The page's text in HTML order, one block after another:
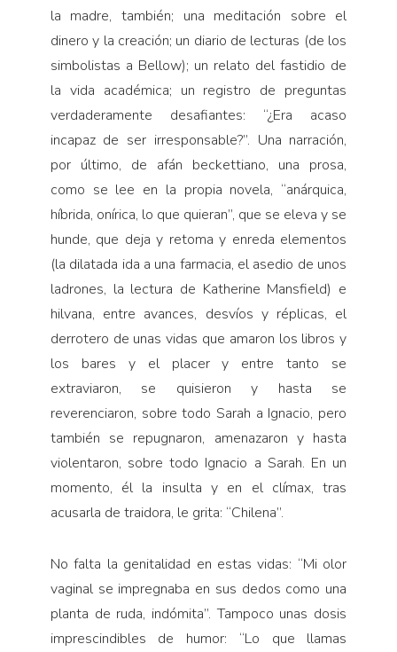
la madre, también; una meditación sobre el
dinero y la creación; un diario de lecturas (de los
simbolistas a Bellow); un relato del fastidio de
la vida académica; un registro de preguntas
verdaderamente desafiantes: “¿Era acaso
incapaz de ser irresponsable?”. Una narración,
por último, de afán beckettiano, una prosa,
como se lee en la propia novela, “anárquica,
híbrida, onírica, lo que quieran”, que se eleva y se
hunde, que deja y retoma y enreda elementos
(la dilatada ida a una farmacia, el asedio de unos
ladrones, la lectura de Katherine Mansfield) e
hilvana, entre avances, desvíos y réplicas, el
derrotero de unas vidas que amaron los libros y
los bares y el placer y entre tanto se
extraviaron, se quisieron y hasta se
reverenciaron, sobre todo Sarah a Ignacio, pero
también se repugnaron, amenazaron y hasta
violentaron, sobre todo Ignacio a Sarah. En un
momento, él la insulta y en el clímax, tras
acusarla de traidora, le grita: “Chilena”.
No falta la genitalidad en estas vidas: “Mi olor
vaginal se impregnaba en sus dedos como una
planta de ruda, indómita”. Tampoco unas dosis
imprescindibles de humor: “Lo que llamas